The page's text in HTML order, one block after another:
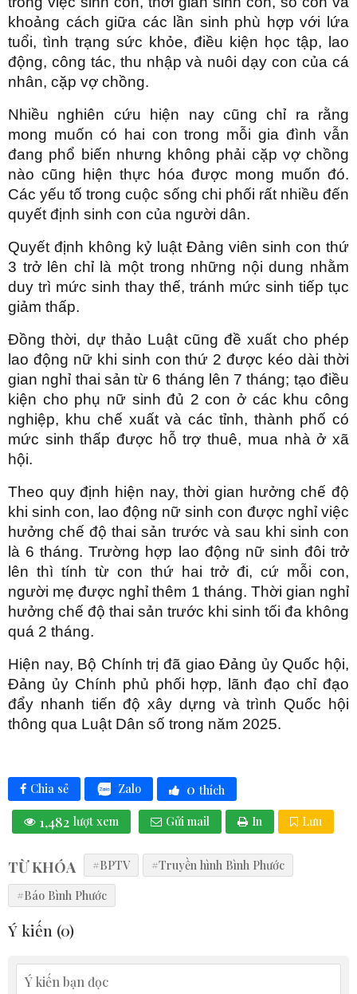
khoảng cách giữa các lần sinh phù hợp với lứa
tuổi, tình trạng sức khỏe, điều kiện học tập, lao
động, công tác, thu nhập và nuôi dạy con của cá
nhân, cặp vợ chồng.
Nhiều nghiên cứu hiện nay cũng chỉ ra rằng
mong muốn có hai con trong mỗi gia đình vẫn
đang phổ biến nhưng không phải cặp vợ chồng
nào cũng hiện thực hóa được mong muốn đó.
Các yếu tố trong cuộc sống chi phối rất nhiều đến
quyết định sinh con của người dân.
Quyết định không kỷ luật Đảng viên sinh con thứ
3 trở lên chỉ là một trong những nội dung nhằm
duy trì mức sinh thay thế, tránh mức sinh tiếp tục
giảm thấp.
Đồng thời, dự thảo Luật cũng đề xuất cho phép
lao động nữ khi sinh con thứ 2 được kéo dài thời
gian nghỉ thai sản từ 6 tháng lên 7 tháng; tạo điều
kiện cho phụ nữ sinh đủ 2 con ở các khu công
nghiệp, khu chế xuất và các tỉnh, thành phố có
mức sinh thấp được hỗ trợ thuê, mua nhà ở xã
hội.
Theo quy định hiện nay, thời gian hưởng chế độ
khi sinh con, lao động nữ sinh con được nghỉ việc
hưởng chế độ thai sản trước và sau khi sinh con
là 6 tháng. Trường hợp lao động nữ sinh đôi trở
lên thì tính từ con thứ hai trở đi, cứ mỗi con,
người mẹ được nghỉ thêm 1 tháng. Thời gian nghỉ
hưởng chế độ thai sản trước khi sinh tối đa không
quá 2 tháng.
Hiện nay, Bộ Chính trị đã giao Đảng ủy Quốc hội,
Đảng ủy Chính phủ phối hợp, lãnh đạo chỉ đạo
đẩy nhanh tiến độ xây dựng và trình Quốc hội
thông qua Luật Dân số trong năm 2025.
Chia sẻ Zalo 0 thích
1,482 lượt xem Gửi mail In Lưu
TỪ KHÓA #BPTV
#Truyền hình Bình Phước
#Báo Bình Phước
Ý kiến (0)